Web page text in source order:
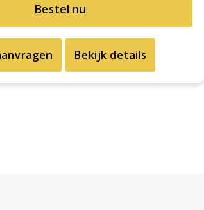
Bestel nu
Bekijk details